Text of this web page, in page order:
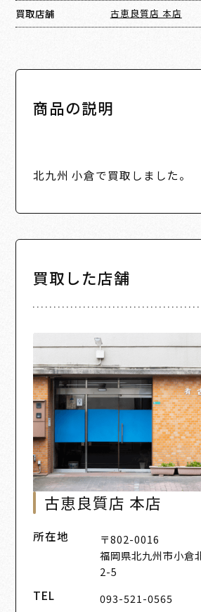
買取店舗 古恵良質店 本店
商品の説明
北九州 小倉で買取しました。
買取した店舗
古恵良質店 本店
所在地
〒802-0016
福岡県北九州市小倉
2-5
TEL 093-521-0565